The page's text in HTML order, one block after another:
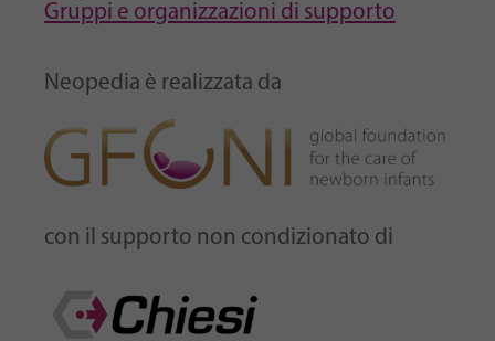
Gruppi e organizzazioni di supporto
Neopedia è realizzata da
con il supporto non condizionato di